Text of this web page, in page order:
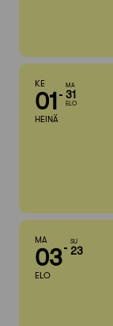
KE
01
HEINÄ
MA
31
ELO
MA
03
ELO
SU
23